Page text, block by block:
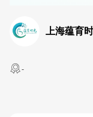
上海蕴育
-